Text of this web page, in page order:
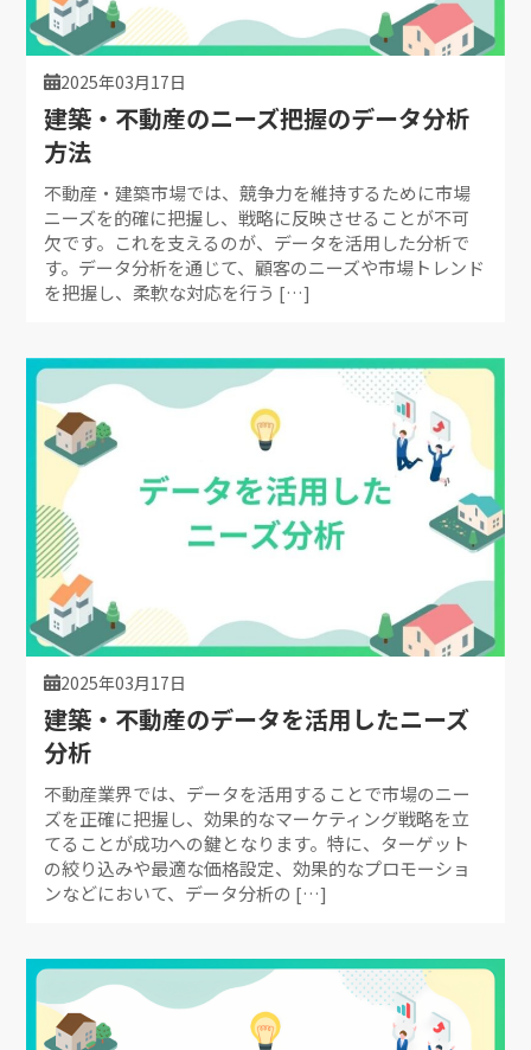
2025年03月17日
建築・不動産のニーズ把握のデータ分析
方法
不動産・建築市場では、競争力を維持するために市場
ニーズを的確に把握し、戦略に反映させることが不可
欠です。これを支えるのが、データを活用した分析で
す。データ分析を通じて、顧客のニーズや市場トレンド
を把握し、柔軟な対応を行う […]
2025年03月17日
建築・不動産のデータを活用したニーズ
分析
不動産業界では、データを活用することで市場のニー
ズを正確に把握し、効果的なマーケティング戦略を立
てることが成功への鍵となります。特に、ターゲット
の絞り込みや最適な価格設定、効果的なプロモーショ
ンなどにおいて、データ分析の […]